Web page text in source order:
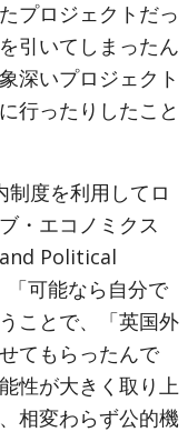
プロジェクトだっ
引いてしまったん
深いプロジェクト
行ったりしたこと
度を利用してロ
・エコノミクス
Political
「可能なら自分で
ことで、「英国外
てもらったんで
性が大きく取り上
相変わらず公的機